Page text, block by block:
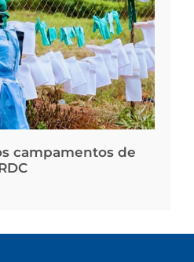
campamentos de